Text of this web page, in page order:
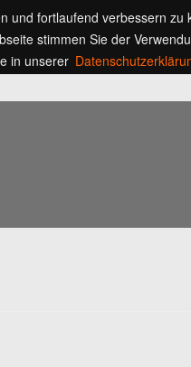
und fortlaufend verbessern zu
stimmen Sie der
in unserer